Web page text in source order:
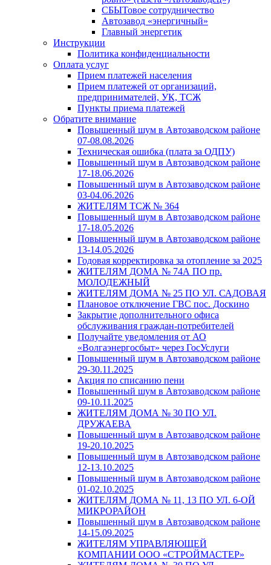
СБЫТовое сотрудничество
Автозавод «энергичный»
Главный энергетик
Инструкции
Политика конфиденциальности
Оплата услуг
Прием платежей населения
Прием платежей от организаций,
предпринимателей, УК, ТСЖ
Пункты приема платежей
Обратите внимание
Повышенный шум в Автозаводском районе
07-08.08.2026
Техническая ошибка (плата за ОДПУ)
Повышенный шум в Автозаводском районе
17-18.06.2026
Повышенный шум в Автозаводском районе
03-04.06.2026
ЖИТЕЛЯМ ТСЖ № 364
Повышенный шум в Автозаводском районе
17-18.05.2026
Повышенный шум в Автозаводском районе
13-14.05.2026
Годовая корректировка за отопление за 2025
ЖИТЕЛЯМ ДОМА № 74А ПО пр.
МОЛОДЕЖНЫЙ
ЖИТЕЛЯМ ДОМА № 25 ПО УЛ. САДОВАЯ
Плановое отключение ГВС пос. Доскино
Закрытие дополнительного офиса
обслуживания граждан-потребителей
Получайте уведомления от АО
«Волгаэнергосбыт» через ГосУслуги
Повышенный шум в Автозаводском районе
29-30.11.2025
Акция по списанию пени
Повышенный шум в Автозаводском районе
09-10.11.2025
ЖИТЕЛЯМ ДОМА № 30 ПО УЛ.
ДРУЖАЕВА
Повышенный шум в Автозаводском районе
19-20.10.2025
Повышенный шум в Автозаводском районе
12-13.10.2025
Повышенный шум в Автозаводском районе
01-02.10.2025
ЖИТЕЛЯМ ДОМА № 11, 13 ПО УЛ. 6-ОЙ
МИКРОРАЙОН
Повышенный шум в Автозаводском районе
14-15.09.2025
ЖИТЕЛЯМ УПРАВЛЯЮЩЕЙ
КОМПАНИИ ООО «СТРОЙМАСТЕР»